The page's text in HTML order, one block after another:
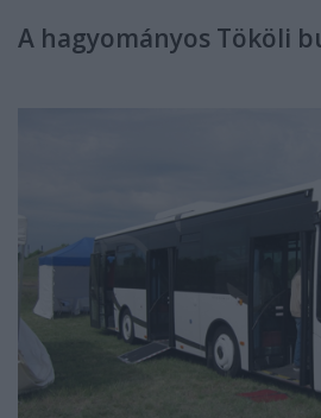
A hagyományos Tököli